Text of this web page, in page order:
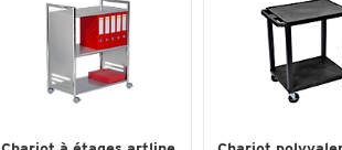
Largeur